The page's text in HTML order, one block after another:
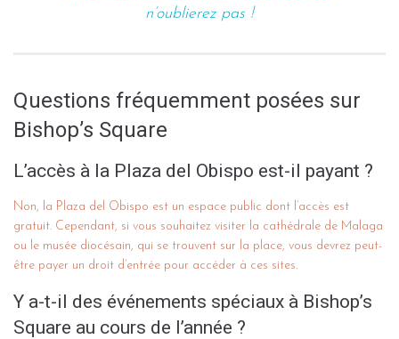
n’oublierez pas !
Questions fréquemment posées sur
Bishop’s Square
L’accès à la Plaza del Obispo est-il payant ?
Non, la Plaza del Obispo est un espace public dont l’accès est
gratuit. Cependant, si vous souhaitez visiter la cathédrale de Malaga
ou le musée diocésain, qui se trouvent sur la place, vous devrez peut-
être payer un droit d’entrée pour accéder à ces sites.
Y a-t-il des événements spéciaux à Bishop’s
Square au cours de l’année ?